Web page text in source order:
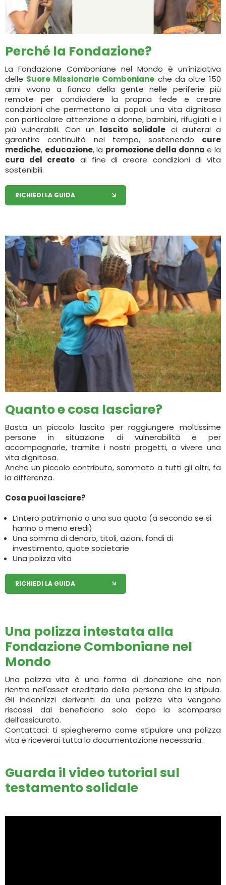
Perché la Fondazione?
La Fondazione Comboniane nel Mondo è un’iniziativa
delle Suore Missionarie Comboniane che da oltre 150
anni vivono a fianco della gente nelle periferie più
remote per condividere la propria fede e creare
condizioni che permettano ai popoli una vita dignitosa
con particolare attenzione a donne, bambini, rifugiati e i
più vulnerabili. Con un lascito solidale ci aiuterai a
garantire continuità nel tempo, sostenendo cure
mediche, educazione, la promozione della donna e la
cura del creato al fine di creare condizioni di vita
sostenibili.
RICHIEDI LA GUIDA
Quanto e cosa lasciare?
Basta un piccolo lascito per raggiungere moltissime
persone in situazione di vulnerabilità e per
accompagnarle, tramite i nostri progetti, a vivere una
vita dignitosa.
Anche un piccolo contributo, sommato a tutti gli altri, fa
la differenza.
Cosa puoi lasciare?
L’intero patrimonio o una sua quota (a seconda se si
hanno o meno eredi)
Una somma di denaro, titoli, azioni, fondi di
investimento, quote societarie
Una polizza vita
RICHIEDI LA GUIDA
Una polizza intestata alla
Fondazione Comboniane nel
Mondo
Una polizza vita è una forma di donazione che non
rientra nell'asset ereditario della persona che la stipula.
Gli indennizzi derivanti da una polizza vita vengono
riscossi dal beneficiario solo dopo la scomparsa
dell’assicurato.
Contattaci: ti spiegheremo come stipulare una polizza
vita e riceverai tutta la documentazione necessaria.
Guarda il video tutorial sul
testamento solidale